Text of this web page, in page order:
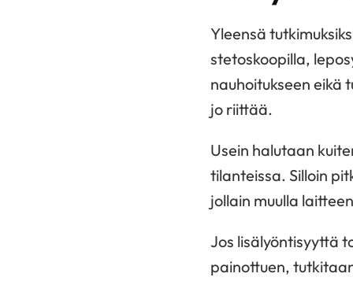
Yleensä
stetoskoopilla,
nauhoitukseen eikä
jo riittää.
Usein halutaan
tilanteissa. Silloin
jollain muulla
Jos lisälyöntisyyttä
painottuen,